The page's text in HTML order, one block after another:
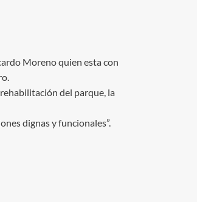
Moreno quien esta con
del parque, la
dignas y funcionales”.